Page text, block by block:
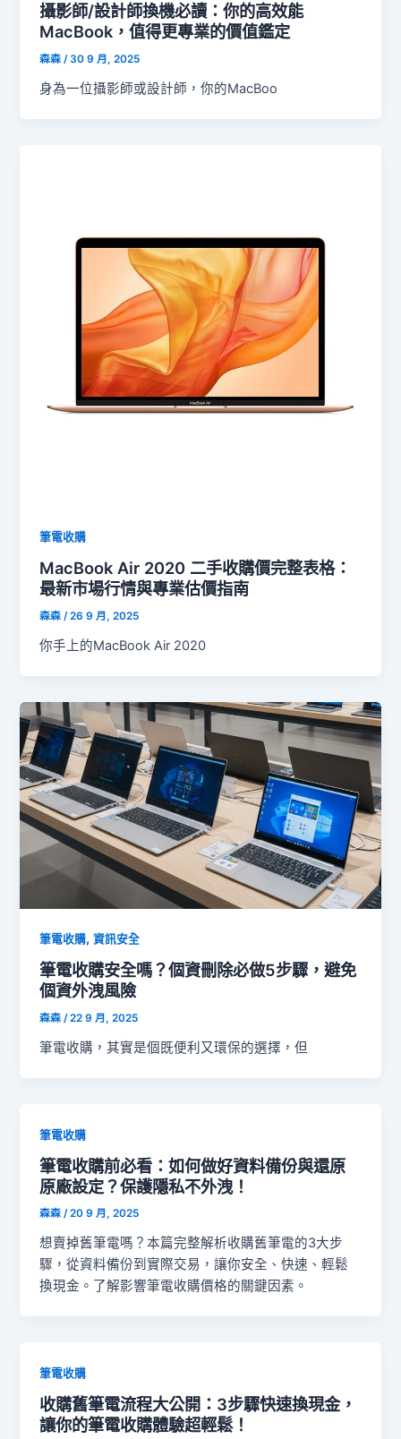
攝影師/設計師換機必讀：你的高效能
MacBook，值得更專業的價值鑑定
森森/30 9 月, 2025
身為一位攝影師或設計師，你的MacBoo
筆電收購
MacBook Air 2020 二手收購價完整表格：
最新市場行情與專業估價指南
森森 /26 9 月, 2025
你手上的MacBook Air 2020
筆電收購,資訊安全
筆電收購安全嗎？個資刪除必做5步驟，避免
個資外洩風險
森森/22 9 月, 2025
筆電收購，其實是個既便利又環保的選擇，但
筆電收購
筆電收購前必看：如何做好資料備份與還原
原廠設定？保護隱私不外洩！
森森/20 9 月, 2025
想賣掉舊筆電嗎？本篇完整解析收購舊筆電的3大步
驟，從資料備份到實際交易，讓你安全、快速、輕鬆
換現金。了解影響筆電收購價格的關鍵因素。
筆電收購
收購舊筆電流程大公開：3步驟快速換現金，
讓你的筆電收購體驗超輕鬆！